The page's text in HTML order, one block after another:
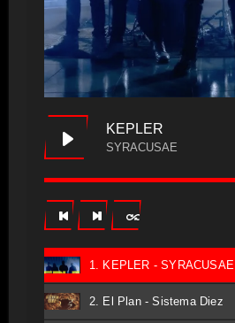
KEPLER
SYRACUSAE
1. KEPLER - SYRACUSAE
2. El Plan - Sistema Diez